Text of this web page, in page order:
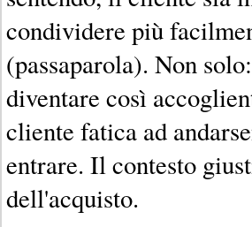
condividere più
(passaparola). Non
diventare così
cliente fatica ad
entrare. Il contesto
dell'acquisto.